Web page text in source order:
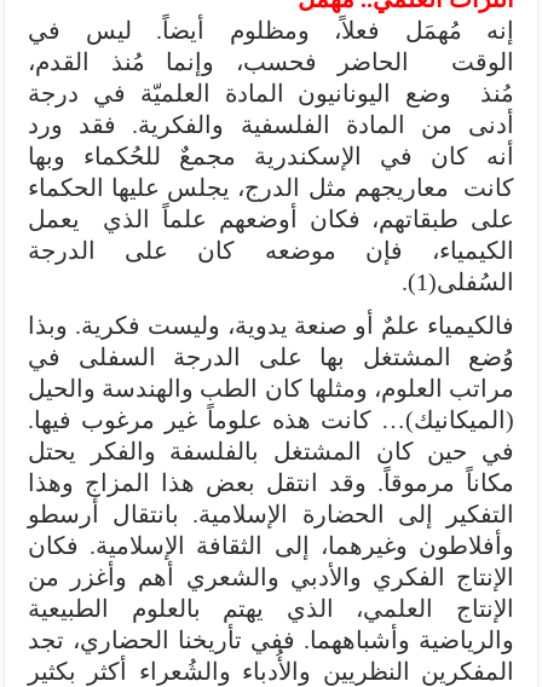
إنه مُهمَل فعلاً، ومظلوم أيضاً. ليس في
الوقت الحاضر فحسب، وإنما مُنذ القدم،
مُنذ وضع اليونانيون المادة العلميّة في درجة
أدنى من المادة الفلسفية والفكرية. فقد ورد
أنه كان في الإسكندرية مجمعٌ للحُكماء وبها
كانت معاريجهم مثل الدرج، يجلس عليها الحكماء
على طبقاتهم، فكان أوضعهم علماً الذي يعمل
الكيمياء، فإن موضعه كان على الدرجة
السُفلى(1).
فالكيمياء علمٌ أو صنعة يدوية، وليست فكرية. وبذا
وُضع المشتغل بها على الدرجة السفلى في
مراتب العلوم، ومثلها كان الطب والهندسة والحيل
(الميكانيك)… كانت هذه علوماً غير مرغوب فيها.
في حين كان المشتغل بالفلسفة والفكر يحتل
مكاناً مرموقاً. وقد انتقل بعض هذا المزاج وهذا
التفكير إلى الحضارة الإسلامية. بانتقال أرسطو
وأفلاطون وغيرهما، إلى الثقافة الإسلامية. فكان
الإنتاج الفكري والأدبي والشعري أهم وأغزر من
الإنتاج العلمي، الذي يهتم بالعلوم الطبيعية
والرياضية وأشباههما. ففي تأريخنا الحضاري، تجد
المفكرين النظريين والأُدباء والشُعراء أكثر بكثير